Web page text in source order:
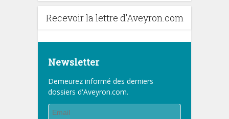
Recevoir la lettre d’Aveyron.com
Newsletter
Demeurez informé des derniers
dossiers d'Aveyron.com.